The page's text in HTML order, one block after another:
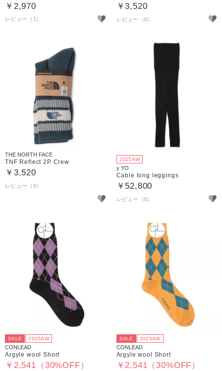
￥2,970
レビュー（1）
￥3,520
THE NORTH FACE
TNF Reflect 2P Crew
￥3,520
2025AW
y YO
Cable long leggings
￥52,800
SALE 2025AW
CONLEAD
Argyle wool Short
￥2,541（30%OFF）
SALE 2025AW
CONLEAD
Argyle wool Short
￥2,541（30%OFF）